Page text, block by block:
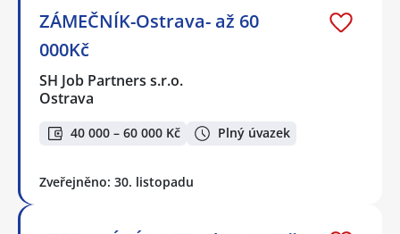
ZÁMEČNÍK-Ostrava- až 60
000Kč
SH Job Partners s.r.o.
Ostrava
40 000 – 60 000 Kč Plný úvazek
Zveřejněno: 30. listopadu